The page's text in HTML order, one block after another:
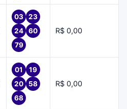
03
23
24
60
79
R$ 0,00
01
19
20
58
68
R$ 0,00